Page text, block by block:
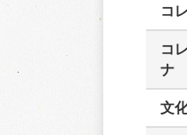
コ
コ
ナ
文